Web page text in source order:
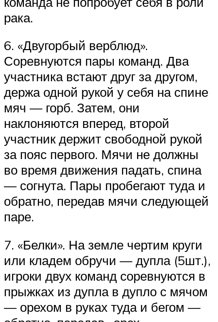
рака.
6. «Двугорбый верблюд».
Соревнуются пары команд. Два
участника встают друг за другом,
держа одной рукой у себя на спине
мяч — горб. Затем, они
наклоняются вперед, второй
участник держит свободной рукой
за пояс первого. Мячи не должны
во время движения падать, спина
— согнута. Пары пробегают туда и
обратно, передав мячи следующей
паре.
7. «Белки». На земле чертим круги
или кладем обручи — дупла (5шт.),
игроки двух команд соревнуются в
прыжках из дупла в дупло с мячом
— орехом в руках туда и бегом —